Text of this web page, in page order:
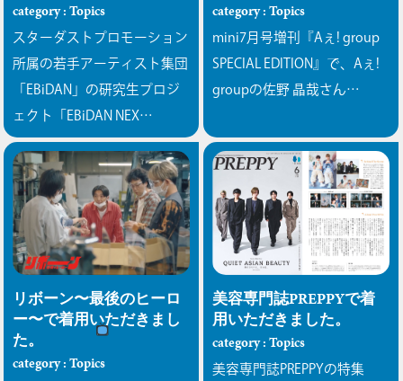
category : Topics
スターダストプロモーション
所属の若手アーティスト集団
「EBiDAN」の研究生プロジ
ェクト「EBiDAN NEX…
category : Topics
mini7月号増刊『Aぇ! group
SPECIAL EDITION』で、Aぇ!
groupの佐野 晶哉さん…
リボーン〜最後のヒーロ
ー〜で着用いただきまし
た。
category : Topics
美容専門誌PREPPYで着
用いただきました。
category : Topics
美容専門誌PREPPYの特集